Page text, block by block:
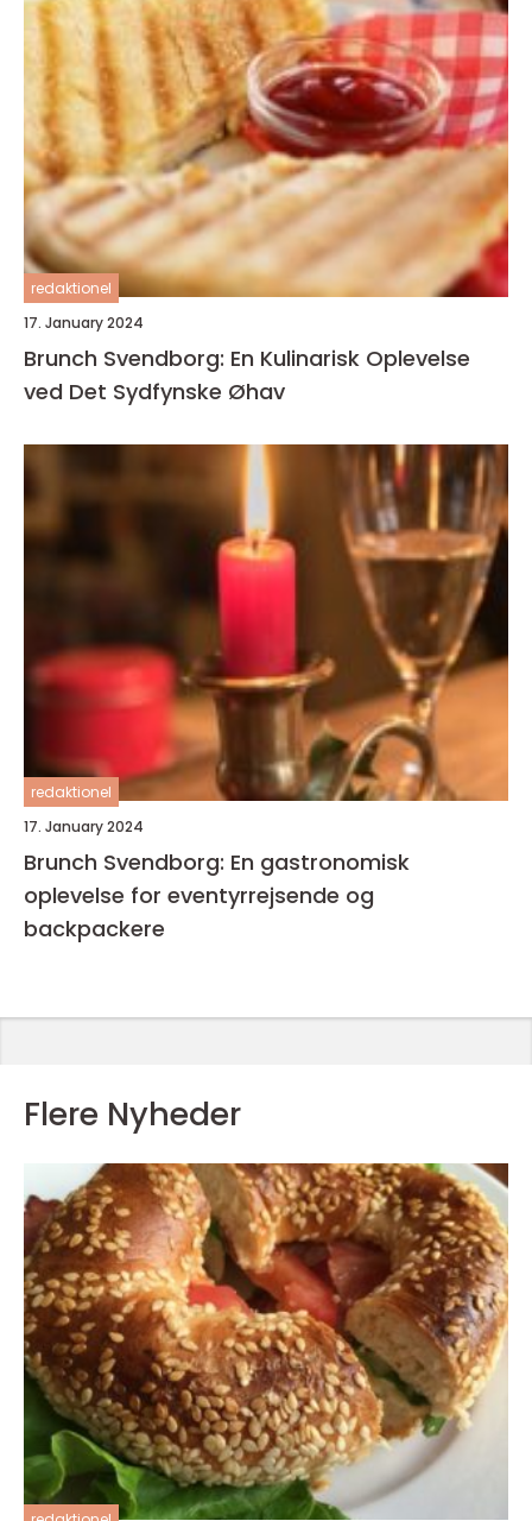
redaktionel
17. January 2024
Brunch Svendborg: En Kulinarisk Oplevelse
ved Det Sydfynske Øhav
redaktionel
17. January 2024
Brunch Svendborg: En gastronomisk
oplevelse for eventyrrejsende og
backpackere
Flere Nyheder